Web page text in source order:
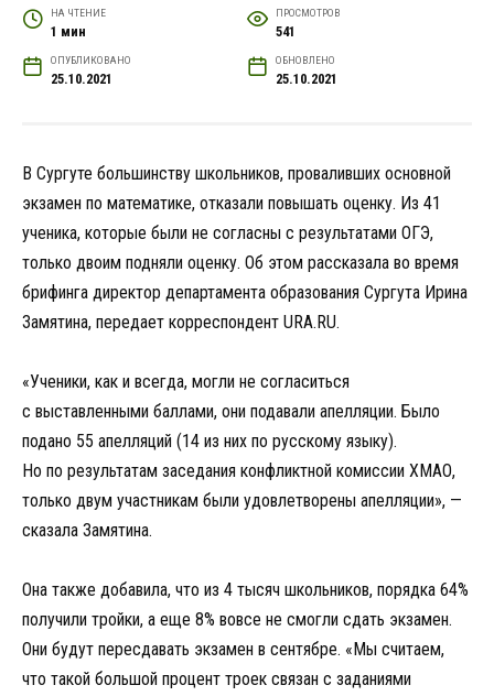
НА ЧТЕНИЕ
1 мин
ПРОСМОТРОВ
541
ОПУБЛИКОВАНО
25.10.2021
ОБНОВЛЕНО
25.10.2021
В Сургуте большинству школьников, проваливших основной
экзамен по математике, отказали повышать оценку. Из 41
ученика, которые были не согласны с результатами ОГЭ,
только двоим подняли оценку. Об этом рассказала во время
брифинга директор департамента образования Сургута Ирина
Замятина, передает корреспондент URA.RU.
«Ученики, как и всегда, могли не согласиться
с выставленными баллами, они подавали апелляции. Было
подано 55 апелляций (14 из них по русскому языку).
Но по результатам заседания конфликтной комиссии ХМАО,
только двум участникам были удовлетворены апелляции», —
сказала Замятина.
Она также добавила, что из 4 тысяч школьников, порядка 64%
получили тройки, а еще 8% вовсе не смогли сдать экзамен.
Они будут пересдавать экзамен в сентябре. «Мы считаем,
что такой большой процент троек связан с заданиями